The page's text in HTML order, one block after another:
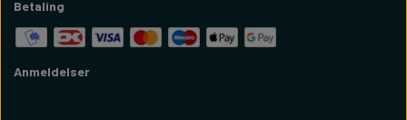
Betaling
Anmeldelser